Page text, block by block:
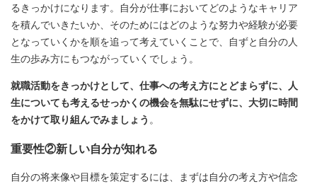
るきっかけになります。自分が仕事においてどのようなキャリア
を積んでいきたいか、そのためにはどのような努力や経験が必要
となっていくかを順を追って考えていくことで、自ずと自分の人
生の歩み方にもつながっていくでしょう。
就職活動をきっかけとして、仕事への考え方にとどまらずに、人
生についても考えるせっかくの機会を無駄にせずに、大切に時間
をかけて取り組んでみましょう 。
重要性②新しい自分が知れる
自分の将来像や目標を策定するには、まずは自分の考え方や信念